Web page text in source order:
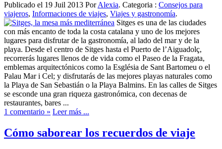
Publicado el 19 Juil 2013 PorAlexia. Categoria : Consejos para
viajeros, Informaciones de viajes, Viajes y gastronomía.
Sitges es una de las ciudades
con más encanto de toda la costa catalana y uno de los mejores
lugares para disfrutar de la gastronomía, al lado del mar y de la
playa. Desde el centro de Sitges hasta el Puerto de l’Aiguadolç,
recorrerás lugares llenos de de vida como el Paseo de la Fragata,
emblemas arquitectónicos como la Església de Sant Bartomeu o el
Palau Mar i Cel; y disfrutarás de las mejores playas naturales como
la Playa de San Sebastián o la Playa Balmins. En las calles de Sitges
se esconde una gran riqueza gastronómica, con decenas de
restaurantes, bares ...
1 comentario » Leer más ...
Cómo saborear los recuerdos de viaje